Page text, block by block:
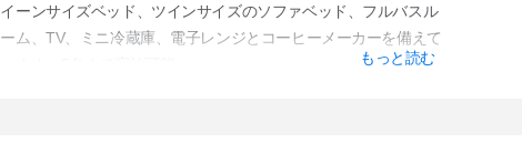
イーンサイズベッド、ツインサイズのソファベッド、フルバスル
ーム、TV、ミニ冷蔵庫、電子レンジとコーヒーメーカーを備えて
もっと読む